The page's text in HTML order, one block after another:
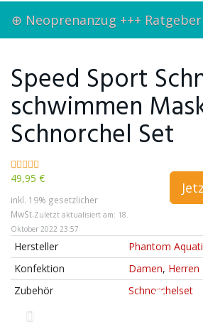
Skip
⊕ Neoprenanzug +++ Ratgeber
Speed Sport
schwimmen
Schnorchel Set
49,95 €
inkl. 19% gesetzlicher
MwSt.Zuletzt aktualisiert am: 18.
Oktober 2022 23:57
Hersteller
Phantom
Konfektion
Damen, Herren
Zubehör
Schnorchelset